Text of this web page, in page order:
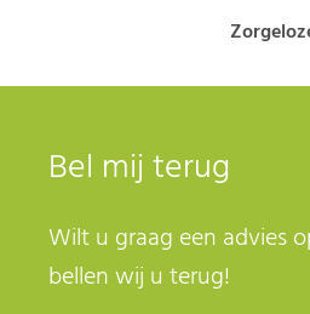
Bel mij terug
Wilt u graag een advies
bellen wij u terug!